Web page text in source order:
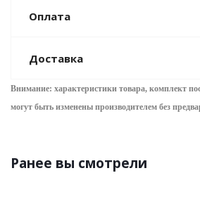
Оплата
Доставка
Внимание: характеристики товара, комплект
могут быть изменены производителем без
Ранее вы смотрели